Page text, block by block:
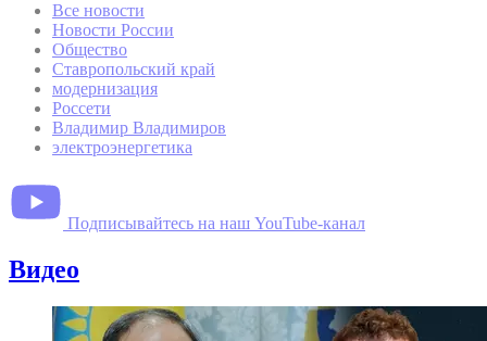
Все новости
Новости России
Общество
Ставропольский край
модернизация
Россети
Владимир Владимиров
электроэнергетика
Подписывайтесь на наш YouTube-канал
Видео